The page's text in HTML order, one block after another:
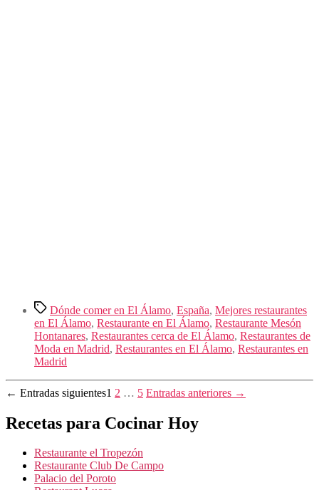
Etiquetas
Dónde comer en El Álamo, España, Mejores restaurantes
en El Álamo, Restaurante en El Álamo, Restaurante Mesón
Hontanares, Restaurantes cerca de El Álamo, Restaurantes de
Moda en Madrid, Restaurantes en El Álamo, Restaurantes en
Madrid
Paginación
de
entradas
← Entradas siguientes1 2 … 5 Entradas anteriores →
Recetas para Cocinar Hoy
Restaurante el Tropezón
Restaurante Club De Campo
Palacio del Poroto